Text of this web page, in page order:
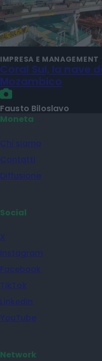
IMPRESA E MANAGEMENT
Coral Sul, la nave
Mozambico
Fausto Biloslavo
Moneta
Chi siamo
Contatti
Diffusione
Social
X
Instagram
Facebook
TikTok
Linkedin
YouTube
Network